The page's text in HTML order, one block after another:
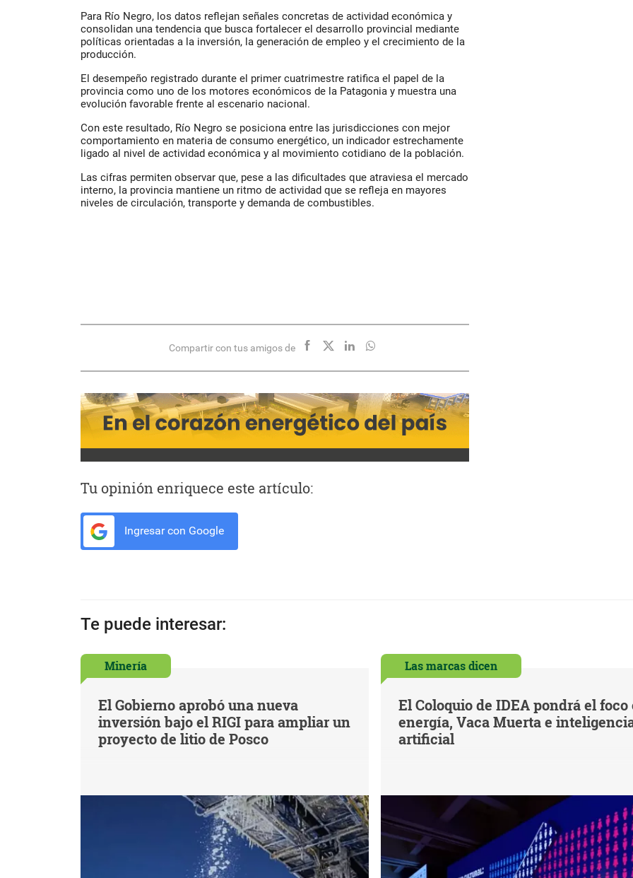
Para Río Negro, los datos reflejan señales concretas de actividad económica y
consolidan una tendencia que busca fortalecer el desarrollo provincial mediante
políticas orientadas a la inversión, la generación de empleo y el crecimiento de la
producción.
El desempeño registrado durante el primer cuatrimestre ratifica el papel de la
provincia como uno de los motores económicos de la Patagonia y muestra una
evolución favorable frente al escenario nacional.
Con este resultado, Río Negro se posiciona entre las jurisdicciones con mejor
comportamiento en materia de consumo energético, un indicador estrechamente
ligado al nivel de actividad económica y al movimiento cotidiano de la población.
Las cifras permiten observar que, pese a las dificultades que atraviesa el mercado
interno, la provincia mantiene un ritmo de actividad que se refleja en mayores
niveles de circulación, transporte y demanda de combustibles.
Compartir con tus amigos de
Tu opinión enriquece este artículo:
Ingresar con Google
Te puede interesar:
Minería
El Gobierno aprobó una nueva
inversión bajo el RIGI para ampliar un
proyecto de litio de Posco
Las marcas dicen
El Coloquio de IDEA pondrá el foco
energía, Vaca Muerta e
artificial